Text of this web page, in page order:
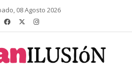
08 Agosto 2026